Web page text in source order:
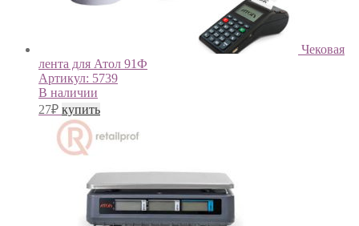
Чековая
лента для Атол 91Ф
Артикул: 5739
В наличии
27₽ купить